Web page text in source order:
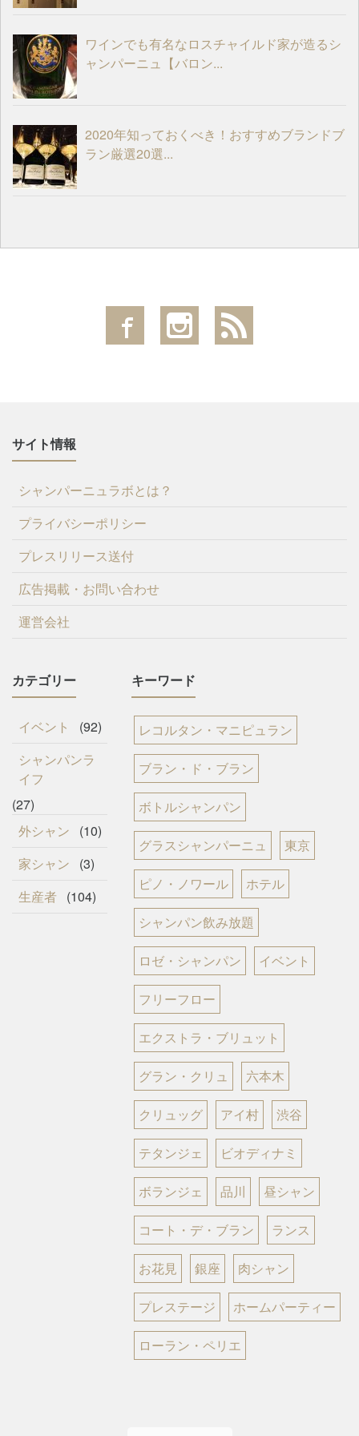
ワインでも有名なロスチャイルド家が造るシ
ャンパーニュ【バロン...
2020年知っておくべき！おすすめブランドブ
ラン厳選20選...
サイト情報
シャンパーニュラボとは？
プライバシーポリシー
プレスリリース送付
広告掲載・お問い合わせ
運営会社
カテゴリー
イベント
(92)
シャンパンラ
イフ
(27)
外シャン
(10)
家シャン
(3)
生産者 (104)
キーワード
レコルタン・マニピュラン
ブラン・ド・ブラン
ボトルシャンパン
グラスシャンパーニュ 東京
ピノ・ノワール ホテル
シャンパン飲み放題
ロゼ・シャンパン イベント
フリーフロー
エクストラ・ブリュット
グラン・クリュ 六本木
クリュッグ アイ村 渋谷
テタンジェ ビオディナミ
ボランジェ 品川 昼シャン
コート・デ・ブラン ランス
お花見 銀座 肉シャン
プレステージ ホームパーティー
ローラン・ペリエ